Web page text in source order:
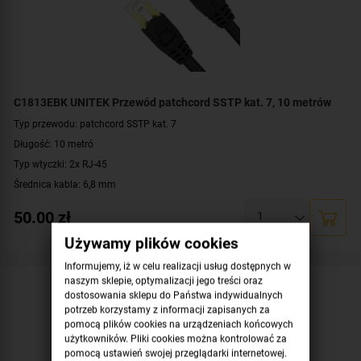
C1813EBK UNITEK Przewód patchcord SSTP kat. 7, 10 metrów
Typ przewodu: patchcord SSTP kat. 7
Długość: 10 metró
Typ wtyczki: 2x RJ-45
Średnica kabla: 6,8 mm
Prędkość: 10/100/1000 Mbit
Przepustowość: 10 Gbps, 600 MHz
Kolor: czarny
50.00 zł
Używamy plików cookies
Informujemy, iż w celu realizacji usług dostępnych w
naszym sklepie, optymalizacji jego treści oraz
dostosowania sklepu do Państwa indywidualnych
potrzeb korzystamy z informacji zapisanych za
pomocą plików cookies na urządzeniach końcowych
użytkowników. Pliki cookies można kontrolować za
pomocą ustawień swojej przeglądarki internetowej.